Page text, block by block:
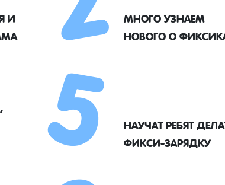
И
МНОГО УЗНАЕМ
НОВОГО О
5НАУЧАТ РЕБЯТ
ФИКСИ-ЗАРЯДКУ